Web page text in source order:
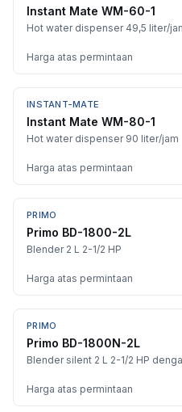
Instant Mate WM-60-1
Hot water dispenser 49,5 liter/
Harga atas permintaan
INSTANT-MATE
Instant Mate WM-80-1
Hot water dispenser 90 liter/jam
Harga atas permintaan
PRIMO
Primo BD-1800-2L
Blender 2 L 2-1/2 HP
Harga atas permintaan
PRIMO
Primo BD-1800N-2L
Blender silent 2 L 2-1/2 HP
Harga atas permintaan